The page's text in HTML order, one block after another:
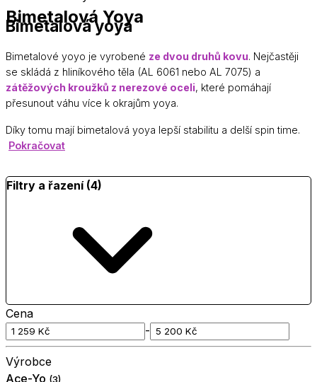
Bimetalová Yoya
Bimetalová yoya
Bimetalové yoyo je vyrobené ze dvou druhů kovu. Nejčastěji
se skládá z hliníkového těla (AL 6061 nebo AL 7075) a
zátěžových kroužků z nerezové oceli, které pomáhají
přesunout váhu více k okrajům yoya.
Díky tomu mají bimetalová yoya lepší stabilitu a delší spin time.
Pokračovat
Filtry a řazení (4)
Cena
-
Výrobce
Ace-Yo (3)